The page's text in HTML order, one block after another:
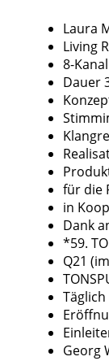
Laura
Living
8-
Dauer
für die
in
Dank
*59.
Q21
Täglich
Georg